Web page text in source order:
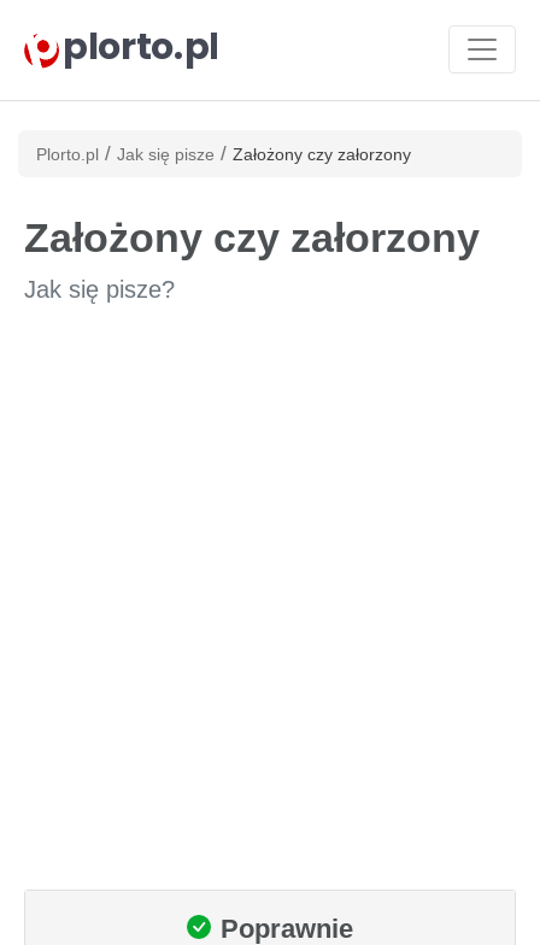
plorto.pl
Plorto.pl / Jak się pisze / Założony czy załorzony
Założony czy załorzony
Jak się pisze?
Poprawnie